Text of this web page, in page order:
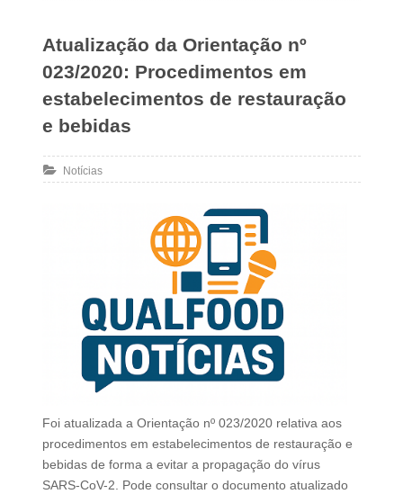
Atualização da Orientação nº
023/2020: Procedimentos em
estabelecimentos de restauração
e bebidas
Notícias
Foi atualizada a Orientação nº 023/2020 relativa aos
procedimentos em estabelecimentos de restauração e
bebidas de forma a evitar a propagação do vírus
SARS-CoV-2. Pode consultar o documento atualizado